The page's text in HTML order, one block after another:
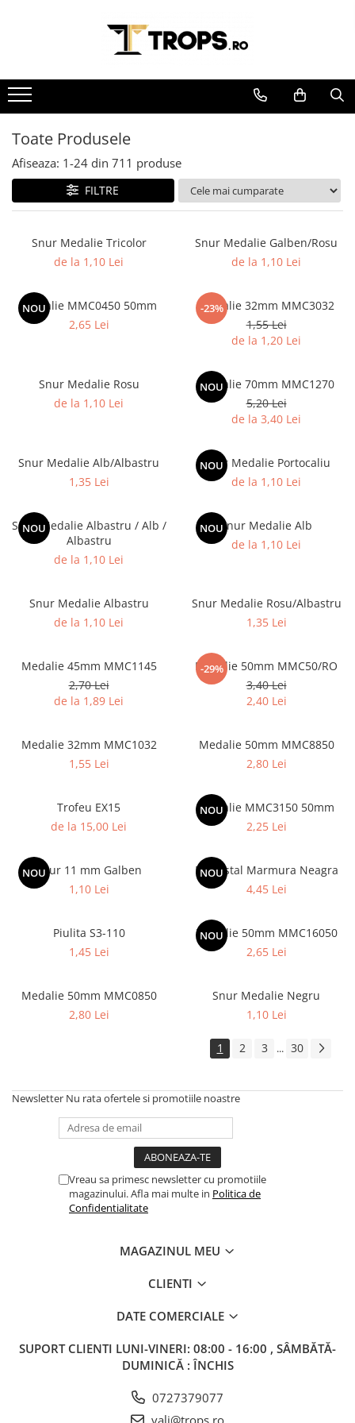
Sporturi
Arte Martiale
Atletism
Automobilism
Baschet
Ciclism
Inot
Muzica / Dans
Cupe
Cupe economice
Cupe standard
Accesorii Cupe
Medalii
Medalii Tematice
Accesorii Medalii
Snur Medalie
Personalizari Medalii
Trofee
Trofee Acril
Trofee Rasina
Trofee Metalice
Accesorii Trofee
Figurine
Figurine Rasina
Cupe Outlet
Trofee Personalizate
Toate Produsele
Afiseaza: 1-24 din 711 produse
FILTRE
Snur Medalie Tricolor
de la 1,10 Lei
Snur Medalie Galben/Rosu
de la 1,10 Lei
NOU
Medalie MMC0450 50mm
2,65 Lei
-23%
Medalie 32mm MMC3032
1,55 Lei
de la 1,20 Lei
Snur Medalie Rosu
de la 1,10 Lei
NOU
Medalie 70mm MMC1270
5,20 Lei
de la 3,40 Lei
Snur Medalie Alb/Albastru
1,35 Lei
NOU
Snur Medalie Portocaliu
de la 1,10 Lei
NOU
Snur Medalie Albastru / Alb /
Albastru
de la 1,10 Lei
NOUSnur Medalie Alb
de la 1,10 Lei
Snur Medalie Albastru
de la 1,10 Lei
Snur Medalie Rosu/Albastru
1,35 Lei
Medalie 45mm MMC1145
2,70 Lei
de la 1,89 Lei
-29%
Medalie 50mm MMC50/RO
3,40 Lei
2,40 Lei
Medalie 32mm MMC1032
1,55 Lei
Medalie 50mm MMC8850
2,80 Lei
Trofeu EX15
de la 15,00 Lei
NOU
Medalie MMC3150 50mm
2,25 Lei
NOUSnur 11 mm Galben
1,10 Lei
NOU
Piedestal Marmura Neagra
4,45 Lei
Piulita S3-110
1,45 Lei
NOU
Medalie 50mm MMC16050
2,65 Lei
Medalie 50mm MMC0850
2,80 Lei
Snur Medalie Negru
1,10 Lei
1 2 3 ... 30
Newsletter Nu rata ofertele si promotiile noastre
Vreau sa primesc newsletter cu promotiile
magazinului. Afla mai multe in Politica de
Confidentialitate
MAGAZINUL MEU
CLIENTI
DATE COMERCIALE
SUPORT CLIENTI LUNI-VINERI: 08:00 - 16:00 , SÂMBĂTĂ-
DUMINICĂ : ÎNCHIS
0727379077
vali@trops.ro